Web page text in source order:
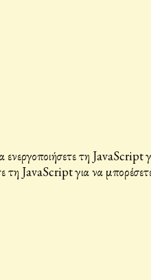
τη JavaScript
τη JavaScript για να